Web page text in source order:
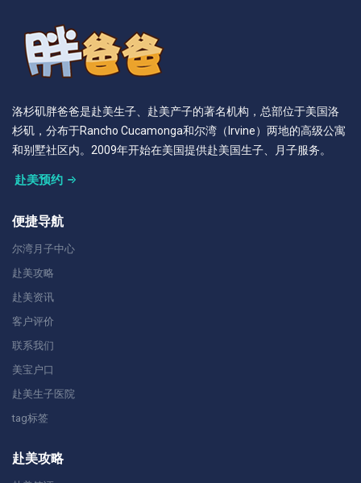
洛杉矶胖爸爸是赴美生子、赴美产子的著名机构，总部位于美国洛
杉矶，分布于Rancho Cucamonga和尔湾（Irvine）两地的高级公寓
和别墅社区内。2009年开始在美国提供赴美国生子、月子服务。
赴美预约
便捷导航
尔湾月子中心
赴美攻略
赴美资讯
客户评价
联系我们
美宝户口
赴美生子医院
tag标签
赴美攻略